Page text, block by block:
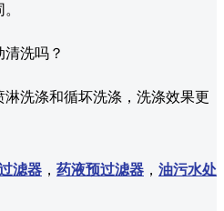
洗吗？
洗涤和循坏洗涤，洗涤效果更
滤器 ， 药液预过滤器 ， 油污水处